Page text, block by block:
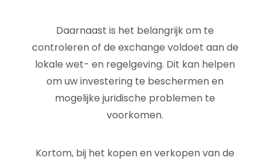
Daarnaast is het belangrijk om te
controleren of de exchange voldoet aan de
lokale wet- en regelgeving. Dit kan helpen
om uw investering te beschermen en
mogelijke juridische problemen te
voorkomen.
Kortom, bij het kopen en verkopen van de